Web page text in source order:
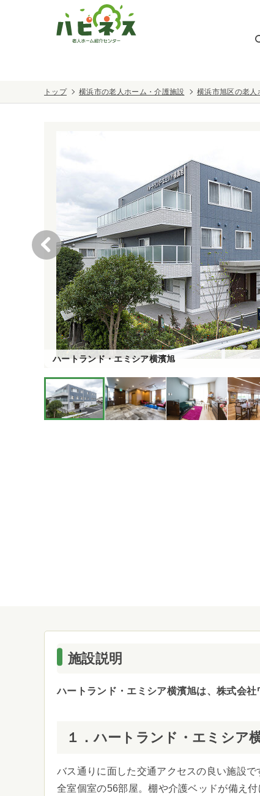
トップ 横浜市の老人ホーム・介護施設 横浜市旭区の老人
ハートランド・エミシア横濱旭
施設説明
ハートランド・エミシア横濱旭は、株式会
１．ハートランド・エミシア
バス通りに面した交通アクセスの良い施設
全室個室の56部屋。棚や介護ベッドが備え